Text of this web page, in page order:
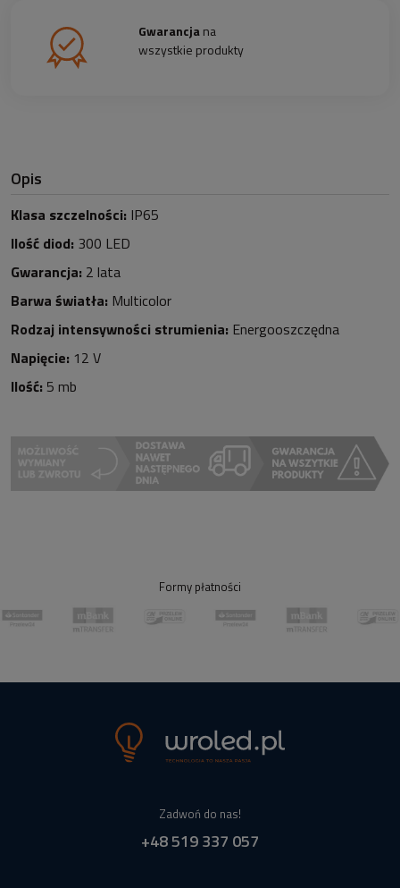
Gwarancjana
wszystkie produkty
Opis
Klasa szczelności: IP65
Ilość diod: 300 LED
Gwarancja: 2 lata
Barwa światła: Multicolor
Rodzaj intensywności strumienia: Energooszczędna
Napięcie: 12 V
Ilość: 5 mb
Formy płatności
Zadwoń do nas!
+48 519 337 057